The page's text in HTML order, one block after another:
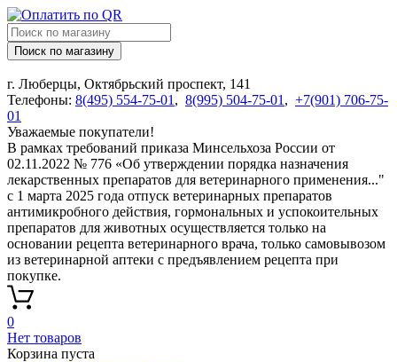
Поиск по магазину
г. Люберцы, Октябрьский проспект, 141
Телефоны: 8(495) 554-75-01 , 8(995) 504-75-01 , +7(901) 706-75-
01
Уважаемые покупатели!
В рамках требований приказа Минсельхоза России от
02.11.2022 № 776 «Об утверждении порядка назначения
лекарственных препаратов для ветеринарного применения..."
с 1 марта 2025 года отпуск ветеринарных препаратов
антимикробного действия, гормональных и успокоительных
препаратов для животных осуществляется только на
основании рецепта ветеринарного врача, только самовывозом
из ветеринарной аптеки с предъявлением рецепта при
покупке.
0
Нет товаров
Корзина пуста